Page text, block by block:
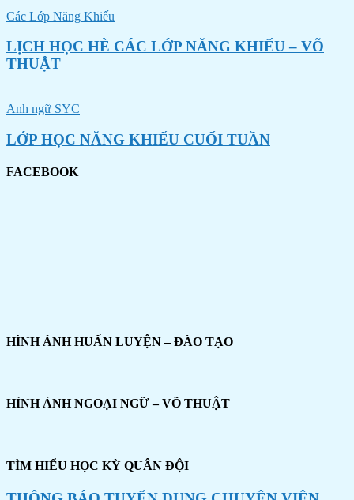
Các Lớp Năng Khiếu
LỊCH HỌC HÈ CÁC LỚP NĂNG KHIẾU – VÕ
THUẬT
Anh ngữ SYC
LỚP HỌC NĂNG KHIẾU CUỐI TUẦN
FACEBOOK
HÌNH ẢNH HUẤN LUYỆN – ĐÀO TẠO
HÌNH ẢNH NGOẠI NGỮ – VÕ THUẬT
TÌM HIỂU HỌC KỲ QUÂN ĐỘI